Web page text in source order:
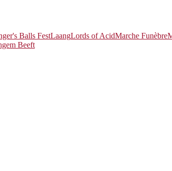
Balls FestLaangLords of AcidMarche Funèbre
Beeft